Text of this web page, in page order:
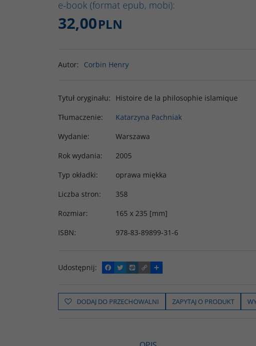
e-book (format epub, mobi):
32,00PLN
Autor: Corbin Henry
Tytuł oryginału:
Histoire de la philosophie islamique
Tłumaczenie:
Katarzyna Pachniak
Wydanie:
Warszawa
Rok wydania:
2005
Typ okładki:
oprawa miękka
Liczba stron:
358
Rozmiar:
165 x 235 [mm]
ISBN: 978-83-89899-31-6
Udostępnij:
F
a
e
b
o
T
w
t
t
e
W
y
o
p
C
o
y
L
i
P
o
z
i
e
ę
DODAJ DO PRZECHOWALNI ZAPYTAJ O PRODUKT